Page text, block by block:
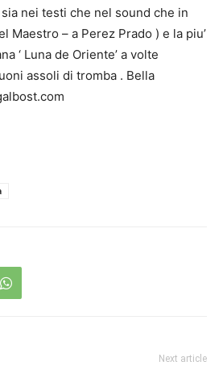
sia nei testi che nel sound che in
Maestro – a Perez Prado ) e la piu’
‘ Luna de Oriente’ a volte
assoli di tromba . Bella
Next article